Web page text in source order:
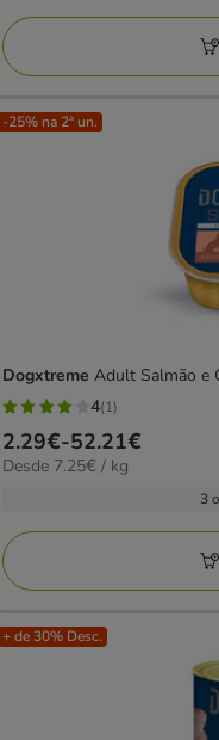
avaliações
68.17€
-25% na 2ª un.
Dogxtreme Adult Salmão e
4
estrelas
com
avaliações
4(1)
Preço
de
52.21€
2.29€-52.21€
7.25€
Desde 7.25€ / kg
3
+ de 30% Desc.